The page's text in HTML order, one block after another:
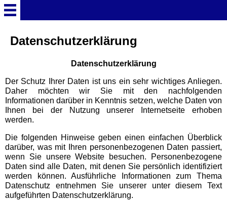
Startseite
Deutschland Überschrift
Freizeitparks
Baden-Württemberg
Freizeitparks
Erlebnispark Tripsdrill
Europa-Park
Datenschutzerklärung
Datenschutzerklärung
Der Schutz Ihrer Daten ist uns ein sehr wichtiges Anliegen.
Daher möchten wir Sie mit den nachfolgenden
Informationen darüber in Kenntnis setzen, welche Daten von
Ihnen bei der Nutzung unserer Internetseite erhoben
werden.
Die folgenden Hinweise geben einen einfachen Überblick
darüber, was mit Ihren personenbezogenen Daten passiert,
wenn Sie unsere Website besuchen. Personenbezogene
Daten sind alle Daten, mit denen Sie persönlich identifiziert
werden können. Ausführliche Informationen zum Thema
Datenschutz entnehmen Sie unserer unter diesem Text
aufgeführten Datenschutzerklärung.